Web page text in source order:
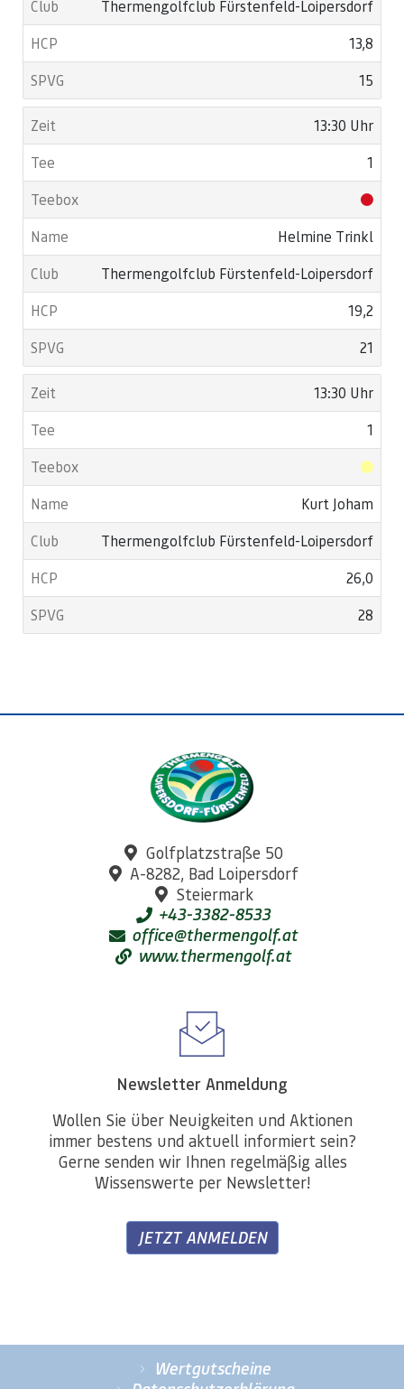
Thermengolfclub Fürstenfeld-Loipersdorf
13,8
15
13:30 Uhr
1
Helmine Trinkl
Thermengolfclub Fürstenfeld-Loipersdorf
19,2
21
13:30 Uhr
1
Kurt Joham
Thermengolfclub Fürstenfeld-Loipersdorf
26,0
28
Golfplatzstraße 50
A-8282, Bad Loipersdorf
Steiermark
+43-3382-8533
office@thermengolf.at
www.thermengolf.at
Newsletter Anmeldung
Wollen Sie über Neuigkeiten und Aktionen
immer bestens und aktuell informiert sein?
Gerne senden wir Ihnen regelmäßig alles
Wissenswerte per Newsletter!
JETZT ANMELDEN
Wertgutscheine